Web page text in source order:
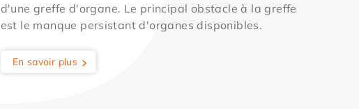
d'une greffe d'organe. Le principal obstacle à la greffe
est le manque persistant d'organes disponibles.
En savoir plus